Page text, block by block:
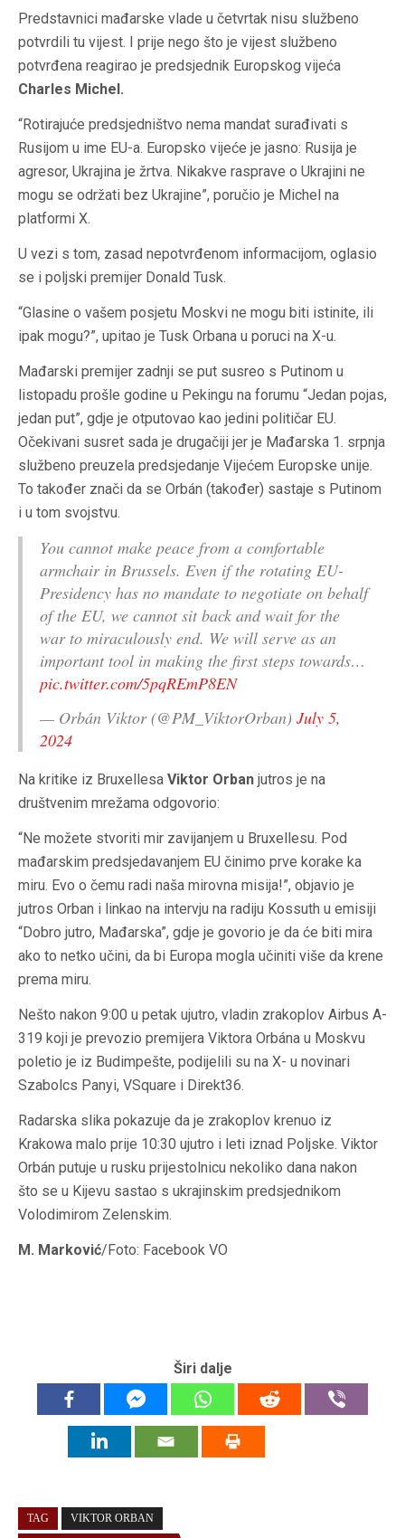
Predstavnici mađarske vlade u četvrtak nisu službeno
potvrdili tu vijest. I prije nego što je vijest službeno
potvrđena reagirao je predsjednik Europskog vijeća
Charles Michel.
“Rotirajuće predsjedništvo nema mandat surađivati s
Rusijom u ime EU-a. Europsko vijeće je jasno: Rusija je
agresor, Ukrajina je žrtva. Nikakve rasprave o Ukrajini ne
mogu se održati bez Ukrajine”, poručio je Michel na
platformi X.
U vezi s tom, zasad nepotvrđenom informacijom, oglasio
se i poljski premijer Donald Tusk.
“Glasine o vašem posjetu Moskvi ne mogu biti istinite, ili
ipak mogu?”, upitao je Tusk Orbana u poruci na X-u.
Mađarski premijer zadnji se put susreo s Putinom u
listopadu prošle godine u Pekingu na forumu “Jedan pojas,
jedan put”, gdje je otputovao kao jedini političar EU.
Očekivani susret sada je drugačiji jer je Mađarska 1. srpnja
službeno preuzela predsjedanje Vijećem Europske unije.
To također znači da se Orbán (također) sastaje s Putinom
i u tom svojstvu.
You cannot make peace from a comfortable
armchair in Brussels. Even if the rotating EU-
Presidency has no mandate to negotiate on behalf
of the EU, we cannot sit back and wait for the
war to miraculously end. We will serve as an
important tool in making the first steps towards…
pic.twitter.com/5pqREmP8EN
— Orbán Viktor (@PM_ViktorOrban) July 5,
2024
Na kritike iz Bruxellesa Viktor Orban jutros je na
društvenim mrežama odgovorio:
“Ne možete stvoriti mir zavijanjem u Bruxellesu. Pod
mađarskim predsjedavanjem EU činimo prve korake ka
miru. Evo o čemu radi naša mirovna misija!”, objavio je
jutros Orban i linkao na intervju na radiju Kossuth u emisiji
“Dobro jutro, Mađarska”, gdje je govorio je da će biti mira
ako to netko učini, da bi Europa mogla učiniti više da krene
prema miru.
Nešto nakon 9:00 u petak ujutro, vladin zrakoplov Airbus A-
319 koji je prevozio premijera Viktora Orbána u Moskvu
poletio je iz Budimpešte, podijelili su na X- u novinari
Szabolcs Panyi, VSquare i Direkt36.
Radarska slika pokazuje da je zrakoplov krenuo iz
Krakowa malo prije 10:30 ujutro i leti iznad Poljske. Viktor
Orbán putuje u rusku prijestolnicu nekoliko dana nakon
što se u Kijevu sastao s ukrajinskim predsjednikom
Volodimirom Zelenskim.
M. Marković/Foto: Facebook VO
Širi dalje
TAG VIKTOR ORBAN